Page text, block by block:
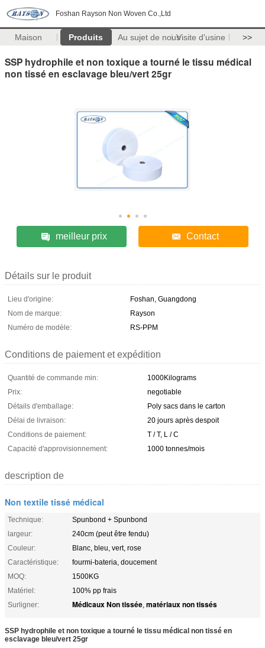
Foshan Rayson Non Woven Co.,Ltd
Maison Produits Au sujet de nousVisite d'usine >>
SSP hydrophile et non toxique a tourné le tissu médical
non tissé en esclavage bleu/vert 25gr
meilleur prix Contact
Détails sur le produit
Lieu d'origine:
Foshan, Guangdong
Nom de marque:
Rayson
Numéro de modèle:
RS-PPM
Conditions de paiement et expédition
Quantité de commande min:
1000Kilograms
Prix:
negotiable
Détails d'emballage:
Poly sacs dans le carton
Délai de livraison:
20 jours après despoit
Conditions de paiement:
T / T, L / C
Capacité d'approvisionnement:
1000 tonnes/mois
description de
Non textile tissé médical
Technique:
Spunbond + Spunbond
largeur:
240cm (peut être fendu)
Couleur:
Blanc, bleu, vert, rose
Caractéristique:
fourmi-bateria, doucement
MOQ:
1500KG
Matériel:
100% pp frais
Surligner:
Médicaux Non tissée, matériaux non tissés
SSP hydrophile et non toxique a tourné le tissu médical non tissé en
esclavage bleu/vert 25gr